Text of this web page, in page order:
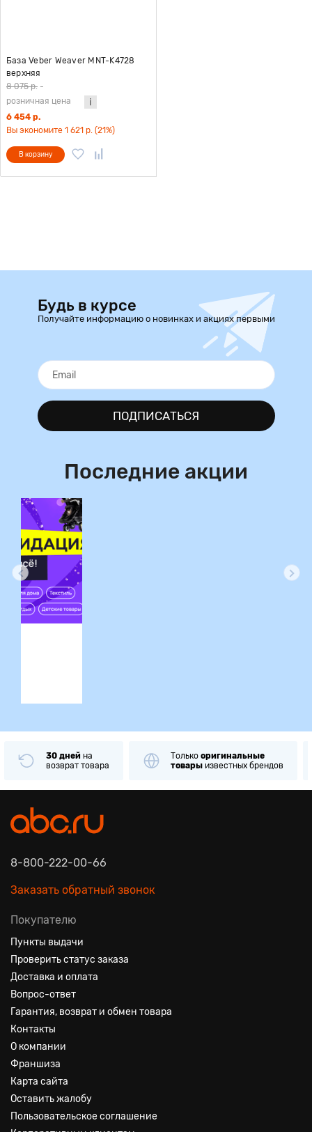
База Veber Weaver MNT-K4728
верхняя
8 075 р. -
розничная цена
6 454 р.
Вы экономите 1 621 р. (21%)
В корзину
Будь в курсе
Получайте информацию о новинках и акциях первыми
ПОДПИСАТЬСЯ
Последние акции
30 дней на
возврат товара
Только оригинальные
товары известных брендов
8-800-222-00-66
Заказать обратный звонок
Покупателю
Пункты выдачи
Проверить статус заказа
Доставка и оплата
Вопрос-ответ
Гарантия, возврат и обмен товара
Контакты
О компании
Франшиза
Карта сайта
Оставить жалобу
Пользовательское соглашение